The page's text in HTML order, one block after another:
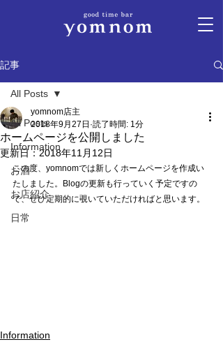
記事
All Posts
Information
お酒
お店紹介
日常
All Posts
ホームページを公開しました
yomnom店主
2018年9月27日 読了時間: 1分
更新日：2018年11月12日
この度、yomnomでは新しくホームページを作成い
たしました。Blogの更新も行っていく予定ですの
で、ぜひ定期的に覗いていただければと思います。
Information